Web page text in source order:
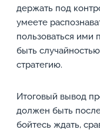
держать под
умеете
пользоваться ими
быть
стратегию.
Итоговый вывод
должен быть
бойтесь ждать,